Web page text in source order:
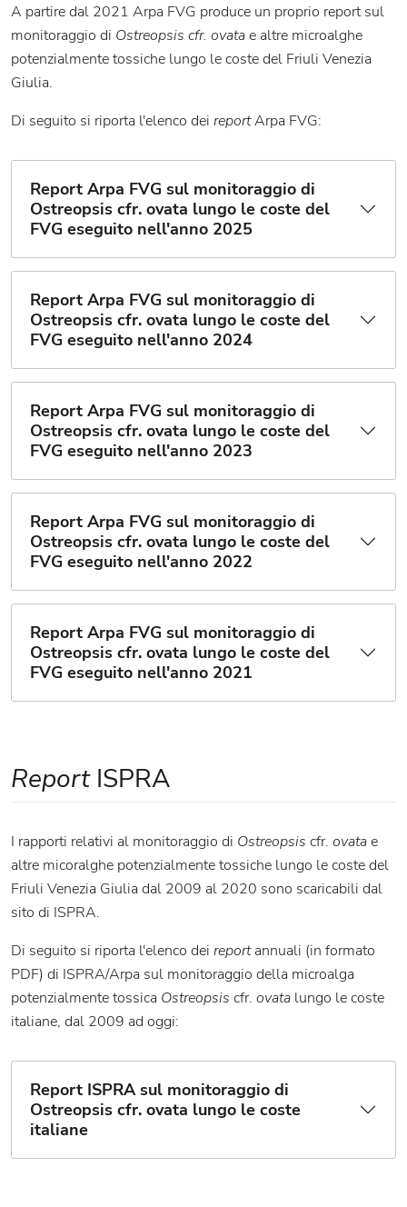
A partire dal 2021 Arpa FVG produce un proprio report sul
monitoraggio di Ostreopsis cfr. ovatae altre microalghe
potenzialmente tossiche lungo le coste del Friuli Venezia
Giulia.
Di seguito si riporta l'elenco dei reportArpa FVG:
Report Arpa FVG sul monitoraggio di
Ostreopsis cfr. ovata lungo le coste del
FVG eseguito nell'anno 2025
Report Arpa FVG sul monitoraggio di
Ostreopsis cfr. ovata lungo le coste del
FVG eseguito nell'anno 2024
Report Arpa FVG sul monitoraggio di
Ostreopsis cfr. ovata lungo le coste del
FVG eseguito nell'anno 2023
Report Arpa FVG sul monitoraggio di
Ostreopsis cfr. ovata lungo le coste del
FVG eseguito nell'anno 2022
Report Arpa FVG sul monitoraggio di
Ostreopsis cfr. ovata lungo le coste del
FVG eseguito nell'anno 2021
ReportISPRA
I rapporti relativi al monitoraggio di Ostreopsis cfr. ovatae
altre micoralghe potenzialmente tossiche lungo le coste del
Friuli Venezia Giulia dal 2009 al 2020 sono scaricabili dal
sito di ISPRA.
Di seguito si riporta l'elenco dei reportannuali (in formato
PDF) di ISPRA/Arpa sul monitoraggio della microalga
potenzialmente tossica Ostreopsis cfr. ovata lungo le coste
italiane, dal 2009 ad oggi:
Report ISPRA sul monitoraggio di
Ostreopsis cfr. ovata lungo le coste
italiane